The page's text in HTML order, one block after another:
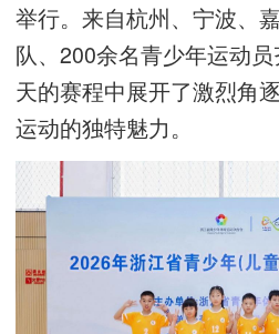
举行。来自杭州、宁波、
队、200余名青少年运动
天的赛程中展开了激烈角
运动的独特魅力。